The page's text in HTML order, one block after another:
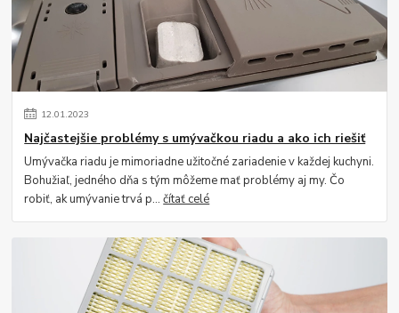
12.01.2023
Najčastejšie problémy s umývačkou riadu a ako ich riešiť
Umývačka riadu je mimoriadne užitočné zariadenie v každej kuchyni.
Bohužiaľ, jedného dňa s tým môžeme mať problémy aj my. Čo
robiť, ak umývanie trvá p...čítať celé